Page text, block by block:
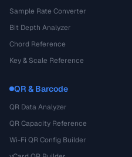
Sample Rate Converter
Bit Depth Analyzer
Chord Reference
Key & Scale Reference
QR & Barcode
QR Data Analyzer
QR Capacity Reference
Wi-Fi QR Config Builder